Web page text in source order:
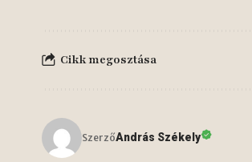
Cikk megosztása
SzerzőAndrás Székely